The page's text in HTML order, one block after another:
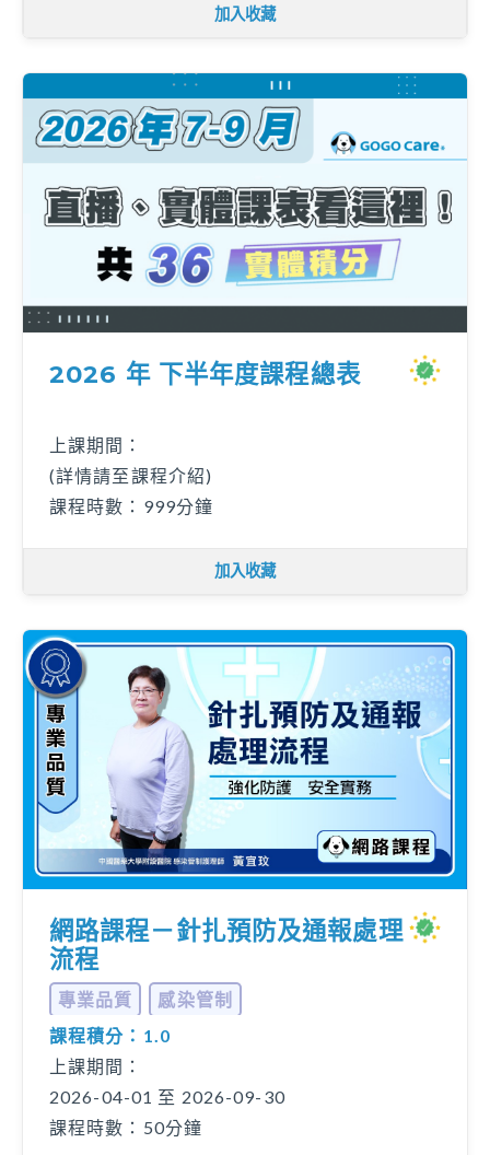
加入收藏
2026 年 下半年度課程總表
上課期間：
(詳情請至課程介紹)
課程時數：999分鐘
加入收藏
網路課程－針扎預防及通報處理
流程
專業品質
感染管制
課程積分：1.0
上課期間：
2026-04-01 至 2026-09-30
課程時數：50分鐘